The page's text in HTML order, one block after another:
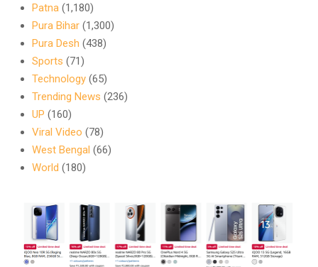
Patna (1,180)
Pura Bihar (1,300)
Pura Desh (438)
Sports (71)
Technology (65)
Trending News (236)
UP (160)
Viral Video (78)
West Bengal (66)
World (180)